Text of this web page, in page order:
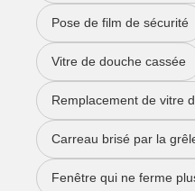
Pose de film de sécurité
Vitre de douche cassée
Remplacement de vitre
Carreau brisé par la
Fenêtre qui ne ferme